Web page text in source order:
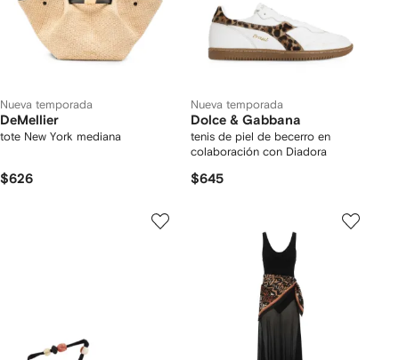
Nueva temporada
DeMellier
tote New York mediana
$626
Nueva temporada
Dolce & Gabbana
tenis de piel de becerro en
colaboración con Diadora
$645